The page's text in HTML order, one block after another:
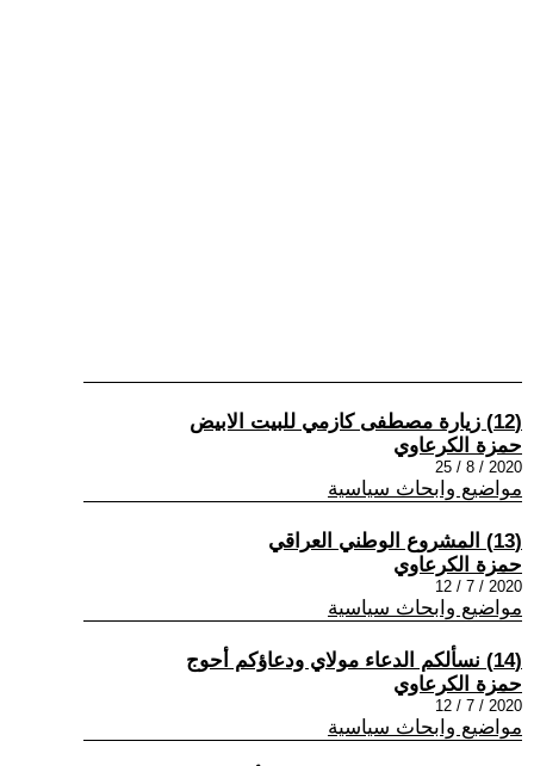
(12) زيارة مصطفى كازمي للبيت الابيض
حمزة الكرعاوي
2020 / 8 / 25
مواضيع وابحاث سياسية
(13) المشروع الوطني العراقي
حمزة الكرعاوي
2020 / 7 / 12
مواضيع وابحاث سياسية
(14) نسألكم الدعاء مولاي ودعاؤكم أحوج
حمزة الكرعاوي
2020 / 7 / 12
مواضيع وابحاث سياسية